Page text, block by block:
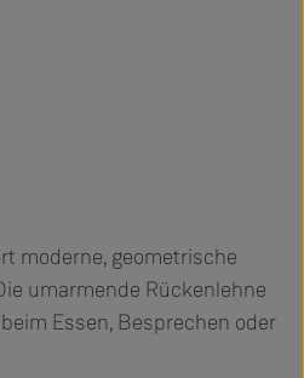
moderne, geometrische
umarmende Rückenlehne
Essen, Besprechen oder